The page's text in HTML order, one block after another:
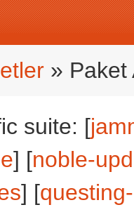
» Paket
suite: [
] [noble-
] [